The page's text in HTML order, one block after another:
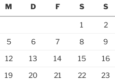
M D F S S
1
2
5 6 7 8
9
12 13 14 15
16
19 20 21 22
23